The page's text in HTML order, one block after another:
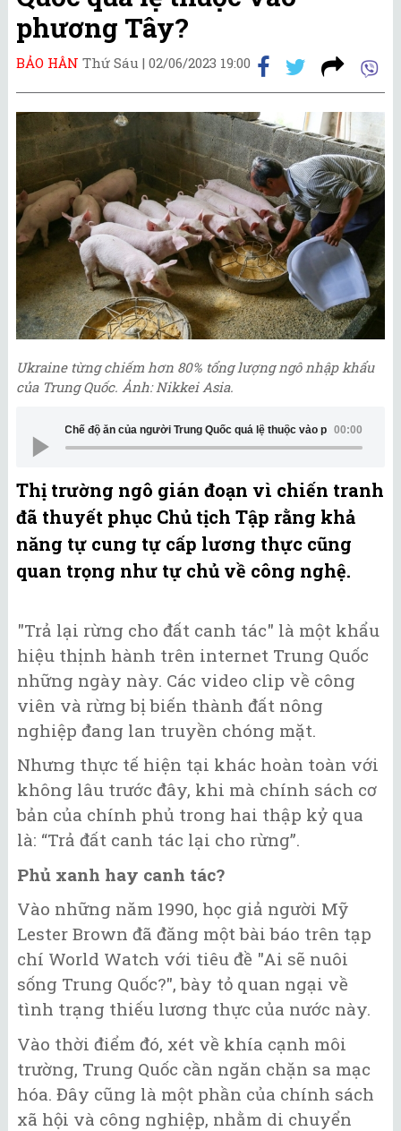
phương Tây?
BẢO HÂN Thứ Sáu | 02/06/2023 19:00
Ukraine từng chiếm hơn 80% tổng lượng ngô nhập khẩu
của Trung Quốc. Ảnh: Nikkei Asia.
00:00
Chế độ ăn của người Trung Quốc quá lệ thuộc vào phương Tây?
Thị trường ngô gián đoạn vì chiến tranh
đã thuyết phục Chủ tịch Tập rằng khả
năng tự cung tự cấp lương thực cũng
quan trọng như tự chủ về công nghệ.
"Trả lại rừng cho đất canh tác" là một khẩu
hiệu thịnh hành trên internet Trung Quốc
những ngày này. Các video clip về công
viên và rừng bị biến thành đất nông
nghiệp đang lan truyền chóng mặt.
Nhưng thực tế hiện tại khác hoàn toàn với
không lâu trước đây, khi mà chính sách cơ
bản của chính phủ trong hai thập kỷ qua
là: “Trả đất canh tác lại cho rừng”.
Phủ xanh hay canh tác?
Vào những năm 1990, học giả người Mỹ
Lester Brown đã đăng một bài báo trên tạp
chí World Watch với tiêu đề "Ai sẽ nuôi
sống Trung Quốc?", bày tỏ quan ngại về
tình trạng thiếu lương thực của nước này.
Vào thời điểm đó, xét về khía cạnh môi
trường, Trung Quốc cần ngăn chặn sa mạc
hóa. Đây cũng là một phần của chính sách
xã hội và công nghiệp, nhằm di chuyển